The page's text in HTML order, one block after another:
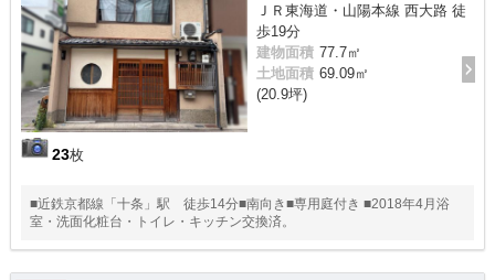
23枚
ＪＲ東海道・山陽本線 西大路 徒
歩19分
建物面積 77.7㎡
土地面積 69.09㎡
(20.9坪)
■近鉄京都線「十条」駅 徒歩14分■南向き■専用庭付き ■2018年4月浴
室・洗面化粧台・トイレ・キッチン交換済。